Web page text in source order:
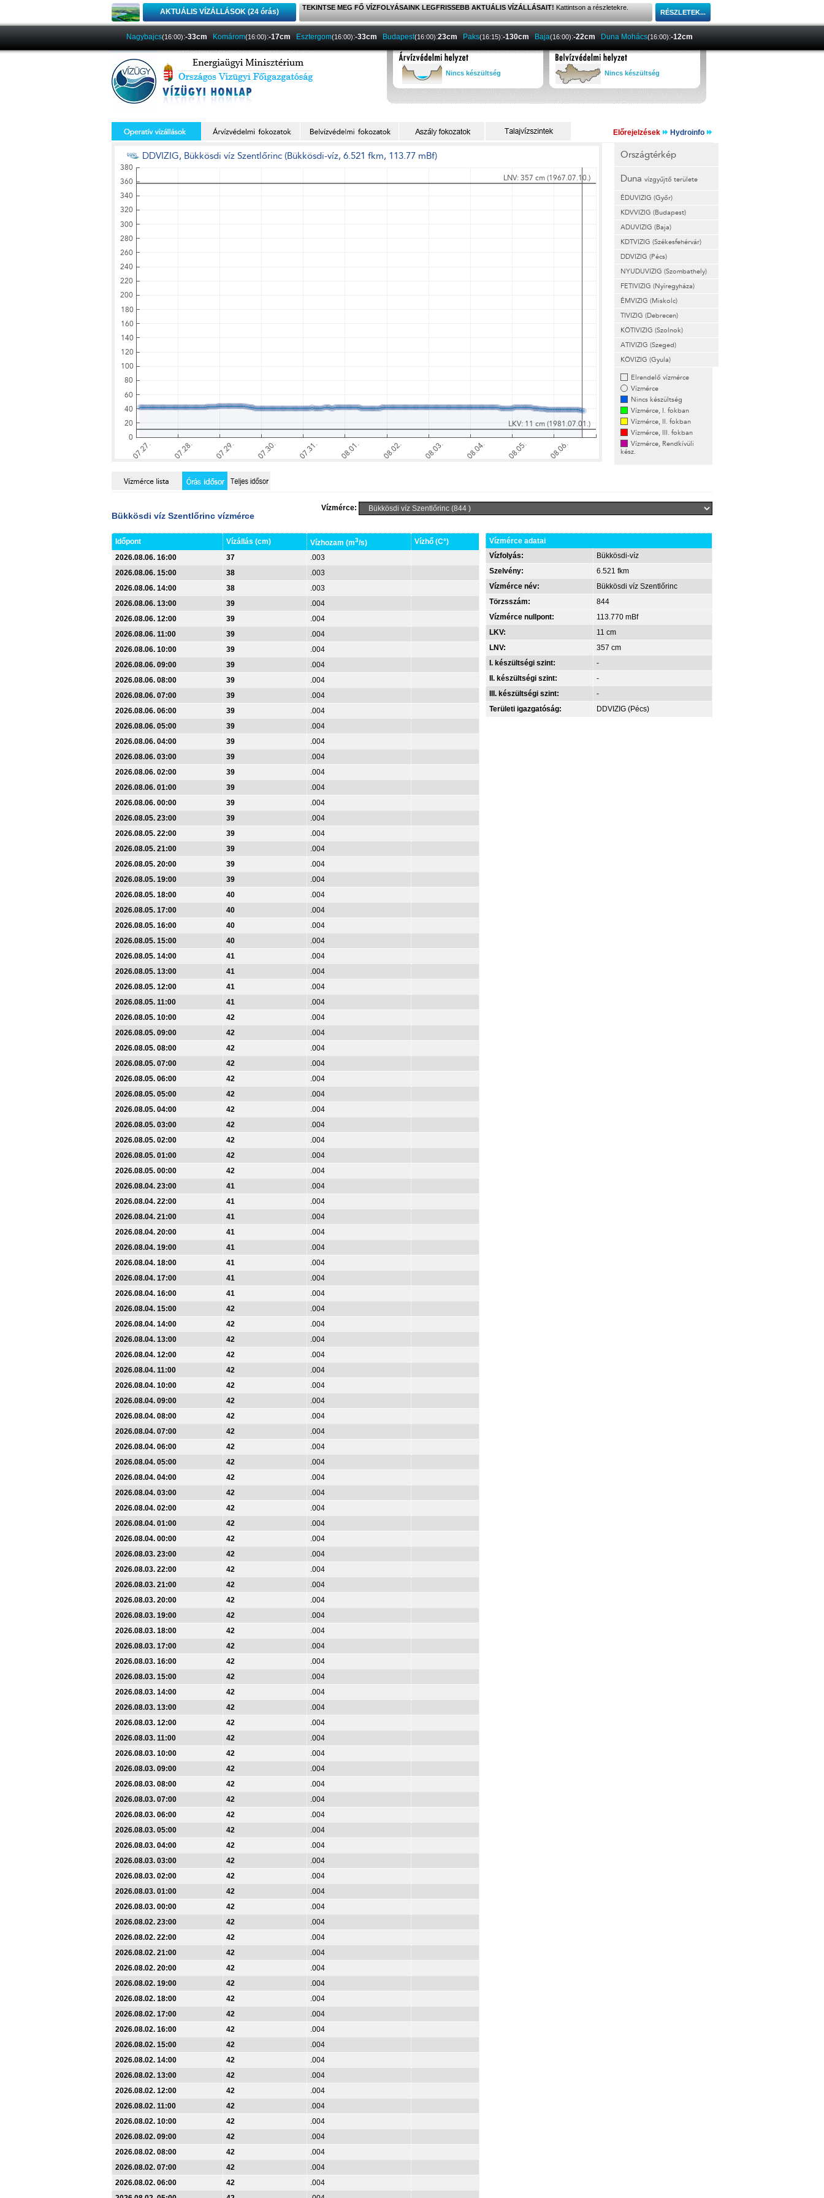
AKTUÁLIS VÍZÁLLÁSOK (24 órás) TEKINTSE MEG FŐ VÍZFOLYÁSAINK LEGFRISSEBB AKTUÁLIS VÍZÁLLÁSAIT! Kattintson a részletekre.
Nagybajcs(16:00):-33cm Komárom(16:00):-17cm Esztergom(16:00):-33cm Budapest(16:00):23cm Paks(16:15):-130cm Baja(16:00):-22cm Duna Mohács(16:00):-12cm
Nincs készültség Nincs készültség
Előrejelzések Hydroinfo
Országtérkép
Duna vízgyűjtő területe
ÉDUVIZIG (Győr)
KDVVIZIG (Budapest)
ADUVIZIG (Baja)
KDTVIZIG (Székesfehérvár)
DDVIZIG (Pécs)
NYUDUVIZIG (Szombathely)
FETIVIZIG (Nyíregyháza)
ÉMVIZIG (Miskolc)
TIVIZIG (Debrecen)
KÖTIVIZIG (Szolnok)
ATIVIZIG (Szeged)
KÖVIZIG (Gyula)
Elrendelő vízmérce
Vízmérce
Nincs készültség
Vízmérce, I. fokban
Vízmérce, II. fokban
Vízmérce, III. fokban
Vízmérce, Rendkívüli
kész.
Vízmérce:
Bükkösdi víz Szentlőrinc vízmérce
Időpont Vízállás (cm) Vízhozam (m3/s)
Vízhő (C°)
2026.08.06. 16:00
37
.003
2026.08.06. 15:00
38
.003
2026.08.06. 14:00
38
.003
2026.08.06. 13:00
39
.004
2026.08.06. 12:00
39
.004
2026.08.06. 11:00
39
.004
2026.08.06. 10:00
39
.004
2026.08.06. 09:00
39
.004
2026.08.06. 08:00
39
.004
2026.08.06. 07:00
39
.004
2026.08.06. 06:00
39
.004
2026.08.06. 05:00
39
.004
2026.08.06. 04:00
39
.004
2026.08.06. 03:00
39
.004
2026.08.06. 02:00
39
.004
2026.08.06. 01:00
39
.004
2026.08.06. 00:00
39
.004
2026.08.05. 23:00
39
.004
2026.08.05. 22:00
39
.004
2026.08.05. 21:00
39
.004
2026.08.05. 20:00
39
.004
2026.08.05. 19:00
39
.004
2026.08.05. 18:00
40
.004
2026.08.05. 17:00
40
.004
2026.08.05. 16:00
40
.004
2026.08.05. 15:00
40
.004
2026.08.05. 14:00
41
.004
2026.08.05. 13:00
41
.004
2026.08.05. 12:00
41
.004
2026.08.05. 11:00
41
.004
2026.08.05. 10:00
42
.004
2026.08.05. 09:00
42
.004
2026.08.05. 08:00
42
.004
2026.08.05. 07:00
42
.004
2026.08.05. 06:00
42
.004
2026.08.05. 05:00
42
.004
2026.08.05. 04:00
42
.004
2026.08.05. 03:00
42
.004
2026.08.05. 02:00
42
.004
2026.08.05. 01:00
42
.004
2026.08.05. 00:00
42
.004
2026.08.04. 23:00
41
.004
2026.08.04. 22:00
41
.004
2026.08.04. 21:00
41
.004
2026.08.04. 20:00
41
.004
2026.08.04. 19:00
41
.004
2026.08.04. 18:00
41
.004
2026.08.04. 17:00
41
.004
2026.08.04. 16:00
41
.004
2026.08.04. 15:00
42
.004
2026.08.04. 14:00
42
.004
2026.08.04. 13:00
42
.004
2026.08.04. 12:00
42
.004
2026.08.04. 11:00
42
.004
2026.08.04. 10:00
42
.004
2026.08.04. 09:00
42
.004
2026.08.04. 08:00
42
.004
2026.08.04. 07:00
42
.004
2026.08.04. 06:00
42
.004
2026.08.04. 05:00
42
.004
2026.08.04. 04:00
42
.004
2026.08.04. 03:00
42
.004
2026.08.04. 02:00
42
.004
2026.08.04. 01:00
42
.004
2026.08.04. 00:00
42
.004
2026.08.03. 23:00
42
.004
2026.08.03. 22:00
42
.004
2026.08.03. 21:00
42
.004
2026.08.03. 20:00
42
.004
2026.08.03. 19:00
42
.004
2026.08.03. 18:00
42
.004
2026.08.03. 17:00
42
.004
2026.08.03. 16:00
42
.004
2026.08.03. 15:00
42
.004
2026.08.03. 14:00
42
.004
2026.08.03. 13:00
42
.004
2026.08.03. 12:00
42
.004
2026.08.03. 11:00
42
.004
2026.08.03. 10:00
42
.004
2026.08.03. 09:00
42
.004
2026.08.03. 08:00
42
.004
2026.08.03. 07:00
42
.004
2026.08.03. 06:00
42
.004
2026.08.03. 05:00
42
.004
2026.08.03. 04:00
42
.004
2026.08.03. 03:00
42
.004
2026.08.03. 02:00
42
.004
2026.08.03. 01:00
42
.004
2026.08.03. 00:00
42
.004
2026.08.02. 23:00
42
.004
2026.08.02. 22:00
42
.004
2026.08.02. 21:00
42
.004
2026.08.02. 20:00
42
.004
2026.08.02. 19:00
42
.004
2026.08.02. 18:00
42
.004
2026.08.02. 17:00
42
.004
2026.08.02. 16:00
42
.004
2026.08.02. 15:00
42
.004
2026.08.02. 14:00
42
.004
2026.08.02. 13:00
42
.004
2026.08.02. 12:00
42
.004
2026.08.02. 11:00
42
.004
2026.08.02. 10:00
42
.004
2026.08.02. 09:00
42
.004
2026.08.02. 08:00
42
.004
2026.08.02. 07:00
42
.004
2026.08.02. 06:00
42
.004
Vízmérce adatai
Vízfolyás:
Bükkösdi-víz
Szelvény:
6.521 fkm
Vízmérce név:
Bükkösdi víz Szentlőrinc
Törzsszám:
844
Vízmérce nullpont:
113.770 mBf
LKV:
11 cm
LNV:
357 cm
I. készültségi szint:
-
II. készültségi szint:
-
III. készültségi szint:
-
Területi igazgatóság:
DDVIZIG (Pécs)